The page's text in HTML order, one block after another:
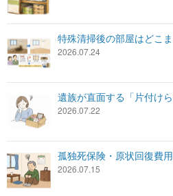
特殊清掃後の部屋はどこ
2026.07.24
遺族が直面する「片付け
2026.07.22
孤独死保険・原状回復費
2026.07.15